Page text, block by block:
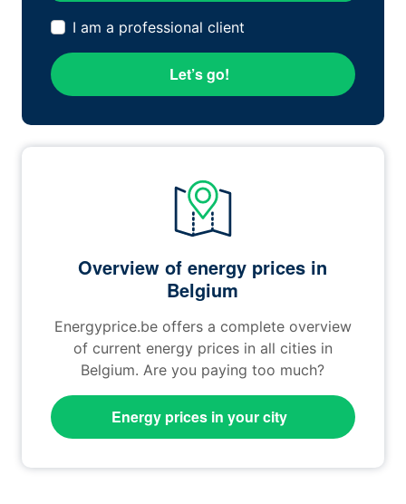
I am a professional client
Let’s go!
Overview of energy prices in
Belgium
Energyprice.be offers a complete overview
of current energy prices in all cities in
Belgium. Are you paying too much?
Energy prices in your city